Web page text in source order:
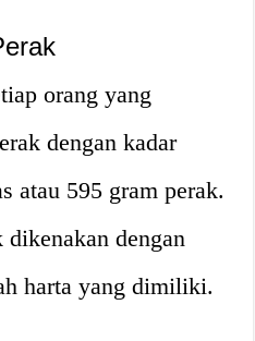
orang yang
dengan kadar
atau 595 gram perak.
dikenakan dengan
harta yang dimiliki.